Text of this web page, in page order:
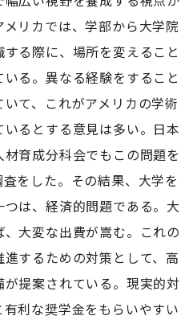
リカでは、学部から大学院
る際に、場所を変えること
る。異なる経験をすること
て、これがアメリカの学術
るとする意見は多い。日本
育成分科会でもこの問題を
をした。その結果、大学を
は、経済的問題である。大
大変な出費が嵩む。これの
するための対策として、高
提案されている。現実的対
利な奨学金をもらいやすい